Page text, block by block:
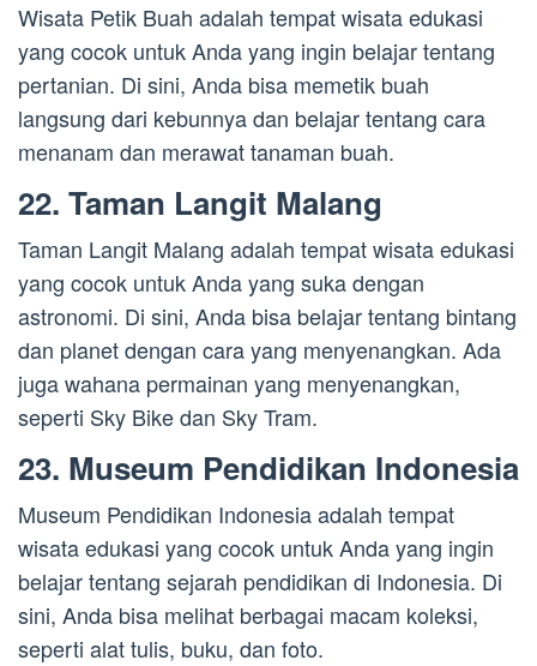
Wisata Petik Buah adalah tempat wisata edukasi
yang cocok untuk Anda yang ingin belajar tentang
pertanian. Di sini, Anda bisa memetik buah
langsung dari kebunnya dan belajar tentang cara
menanam dan merawat tanaman buah.
22. Taman Langit Malang
Taman Langit Malang adalah tempat wisata edukasi
yang cocok untuk Anda yang suka dengan
astronomi. Di sini, Anda bisa belajar tentang bintang
dan planet dengan cara yang menyenangkan. Ada
juga wahana permainan yang menyenangkan,
seperti Sky Bike dan Sky Tram.
23. Museum Pendidikan Indonesia
Museum Pendidikan Indonesia adalah tempat
wisata edukasi yang cocok untuk Anda yang ingin
belajar tentang sejarah pendidikan di Indonesia. Di
sini, Anda bisa melihat berbagai macam koleksi,
seperti alat tulis, buku, dan foto.